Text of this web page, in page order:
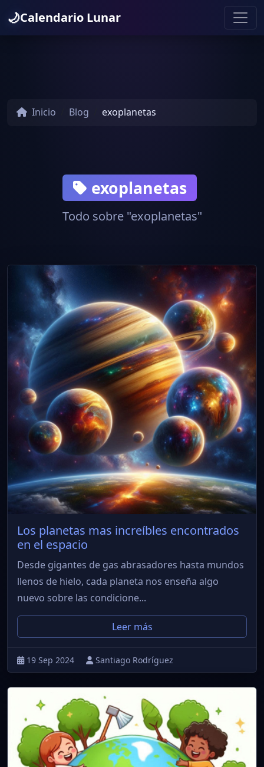
🌙Calendario Lunar
Inicio Blog exoplanetas
exoplanetas
Todo sobre "exoplanetas"
Los planetas mas increíbles encontrados
en el espacio
Desde gigantes de gas abrasadores hasta mundos
llenos de hielo, cada planeta nos enseña algo
nuevo sobre las condicione...
Leer más
19 Sep 2024 Santiago Rodríguez